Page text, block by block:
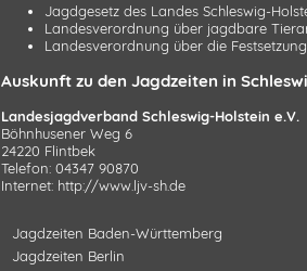
Jagdgesetz des Landes Schleswig-
Landesverordnung über jagdbare
Landesverordnung über die
Auskunft zu den Jagdzeiten in
Landesjagdverband Schleswig-Holstein e.V.
Böhnhusener Weg 6
24220 Flintbek
Telefon: 04347 90870
Internet: http://www.ljv-sh.de
Jagdzeiten Baden-Württemberg
Jagdzeiten Berlin